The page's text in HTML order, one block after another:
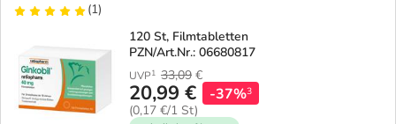
(1)
120 St, Filmtabletten
PZN/Art.Nr.: 06680817
UVP1 33,09 €
20,99 €
(0,17 €/1 St)
-37%3